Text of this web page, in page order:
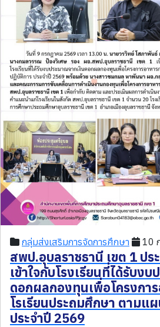
กลุ่มส่งเสริมการจัดการศึกษา 10
สพป.อุบลราชธานี เขต 1 ปร
เข้าใจกับโรงเรียนที่ได้รับง
ดอกผลกองทุนเพื่อโครงกา
โรเรียนประถมศึกษา ตามแ
ประจำปี 2569